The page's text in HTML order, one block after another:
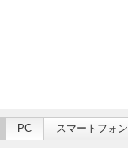
PC スマートフォン